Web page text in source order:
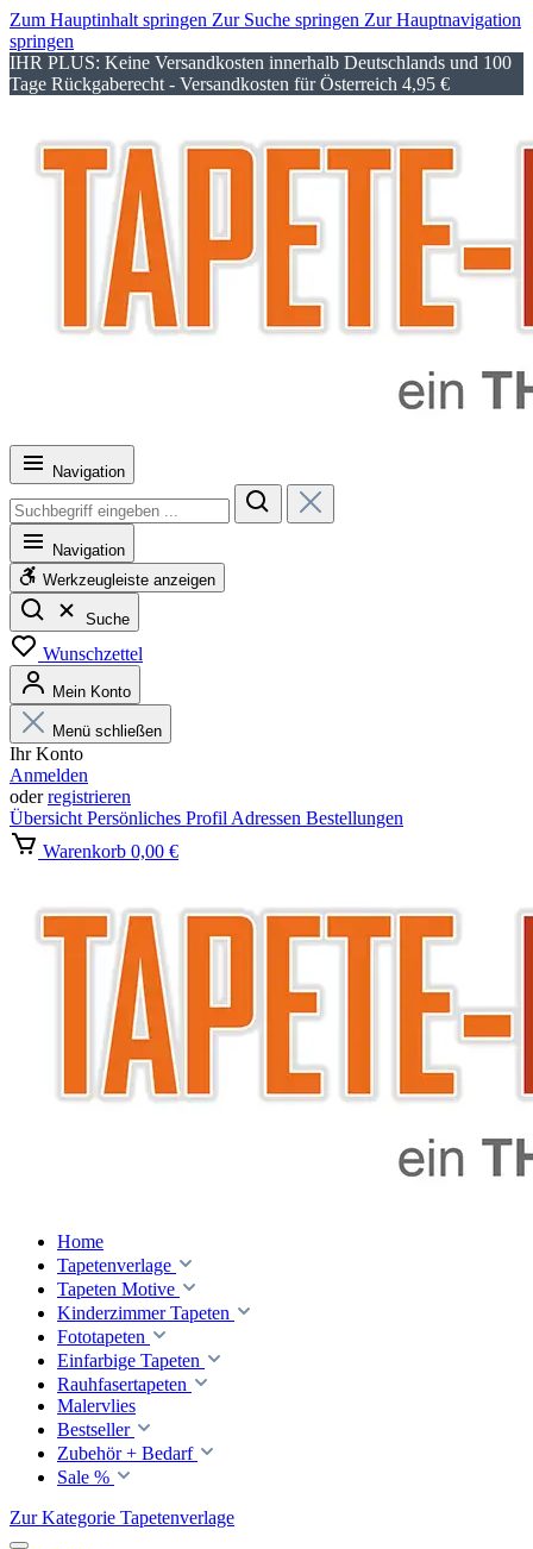
Zum Hauptinhalt springen Zur Suche springen Zur Hauptnavigation
springen
IHR PLUS: Keine Versandkosten innerhalb Deutschlands und 100
Tage Rückgaberecht - Versandkosten für Österreich 4,95 €
Navigation
Navigation
Werkzeugleiste anzeigen
Suche
Wunschzettel
Mein Konto
Menü schließen
Ihr Konto
Anmelden
oderregistrieren
Übersicht Persönliches Profil Adressen Bestellungen
Warenkorb 0,00 €
Home
Tapetenverlage
Tapeten Motive
Kinderzimmer Tapeten
Fototapeten
Einfarbige Tapeten
Rauhfasertapeten
Malervlies
Bestseller
Zubehör + Bedarf
Sale %
Zur Kategorie Tapetenverlage